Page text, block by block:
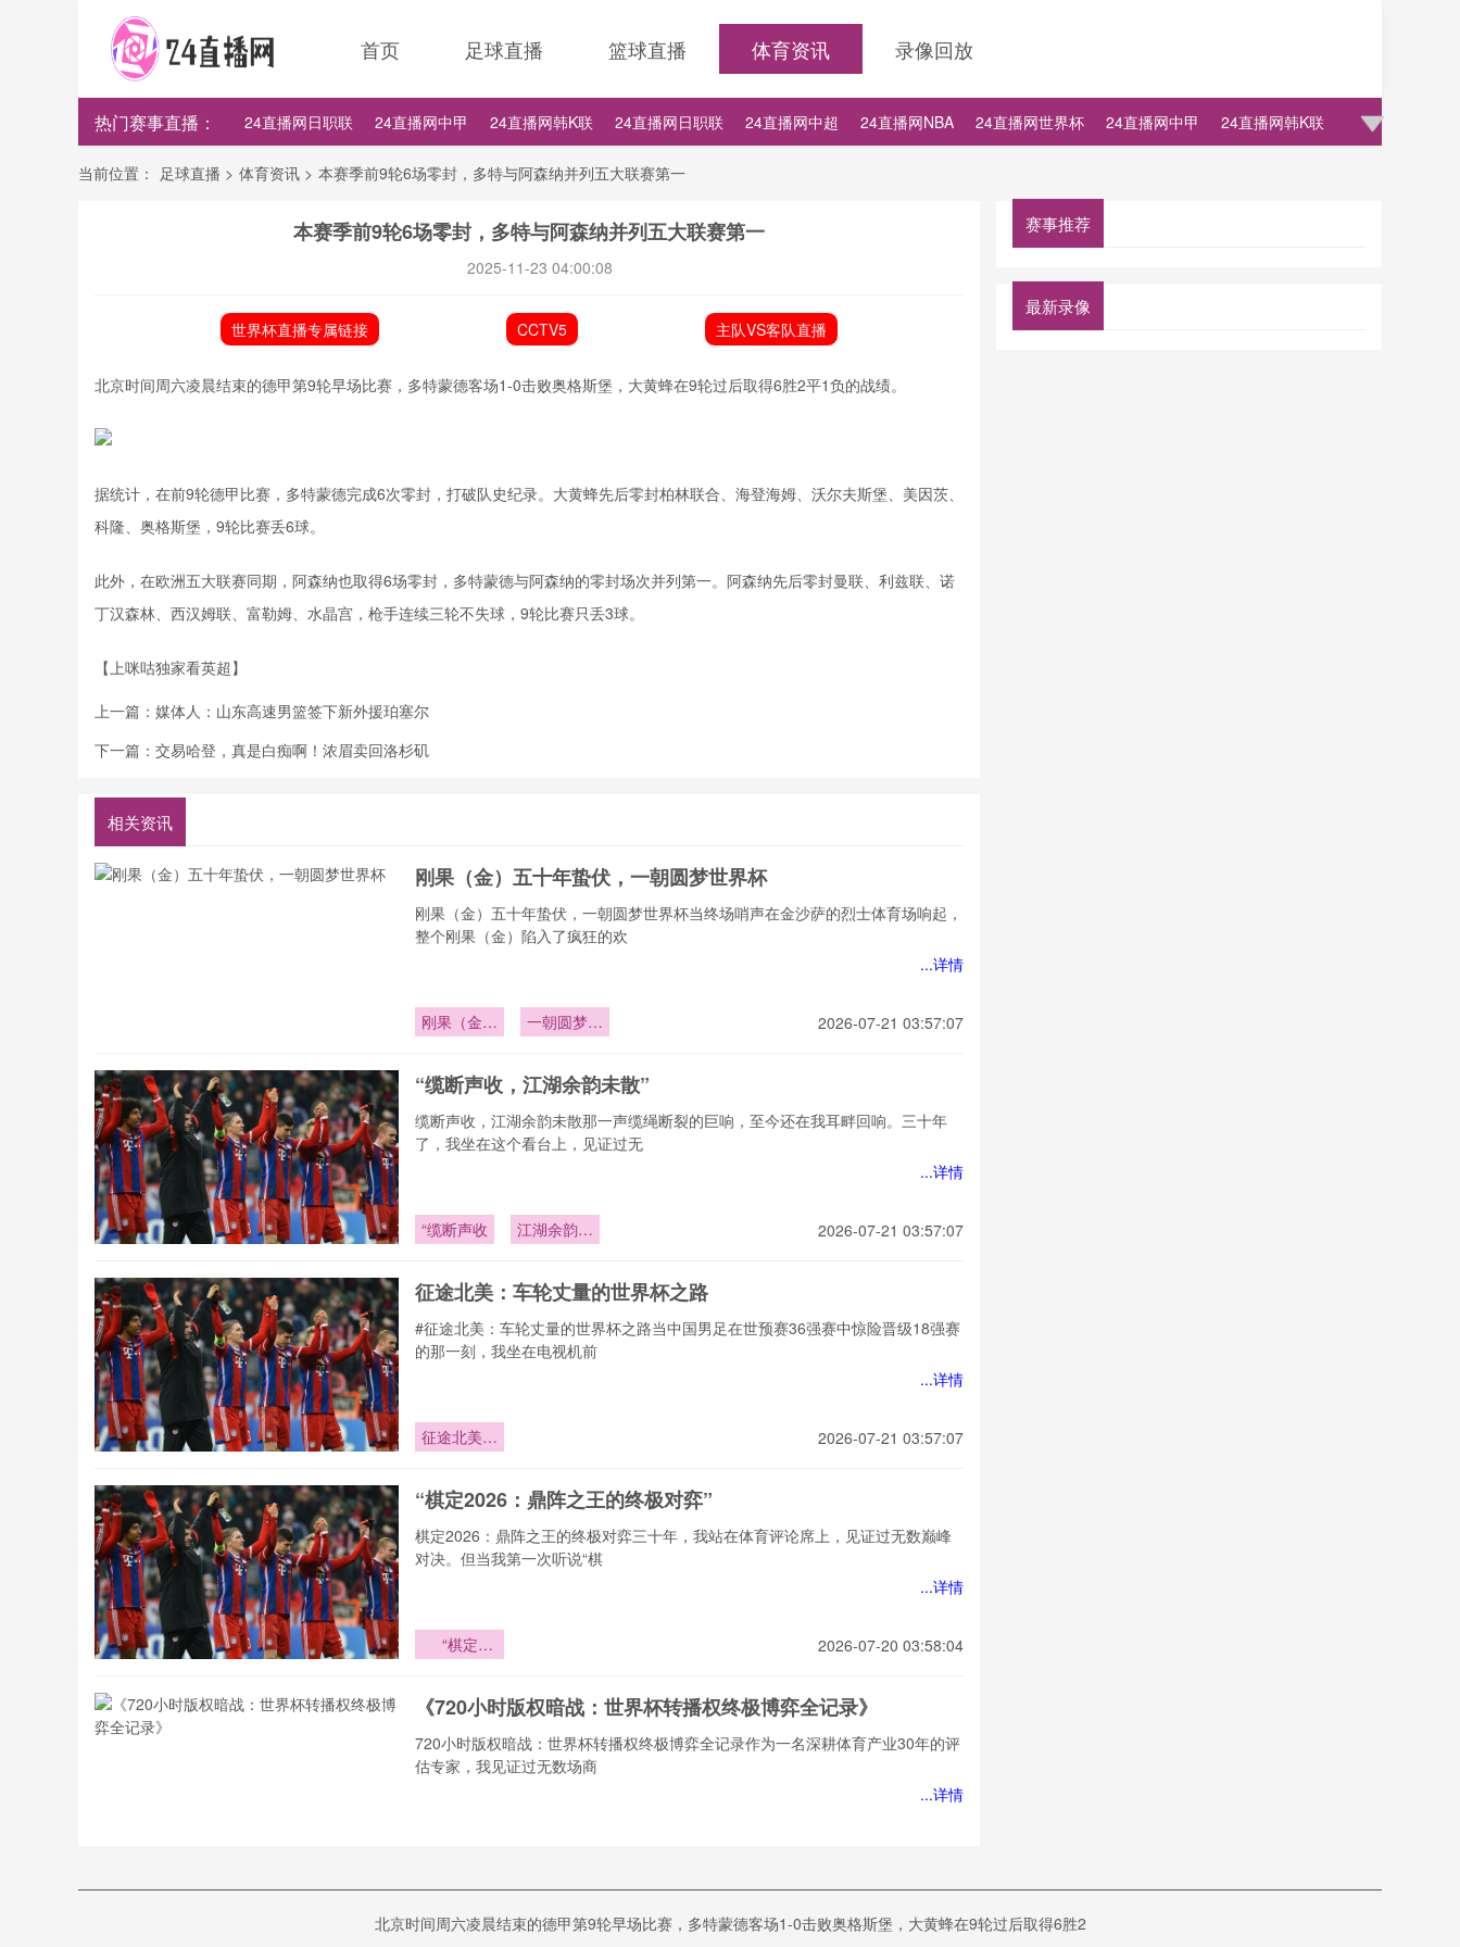
首页 足球直播 篮球直播 体育资讯 录像回放
热门赛事直播： 24直播网日职联 24直播网中甲 24直播网韩K联 24直播网日职联 24直播网中超 24直播网NBA 24直播网世界杯 24直播网中甲 24直播网韩K联
24直播网世界杯 24直播网中超 24直播网NBA 24直播网世界杯
当前位置： 足球直播 > 体育资讯 > 本赛季前9轮6场零封，多特与阿森纳并列五大联赛第一
本赛季前9轮6场零封，多特与阿森纳并列五大联赛第一
2025-11-23 04:00:08
世界杯直播专属链接 CCTV5 主队VS客队直播
北京时间周六凌晨结束的德甲第9轮早场比赛，多特蒙德客场1-0击败奥格斯堡，大黄蜂在9轮过后取得6胜2平1负的战绩。
据统计，在前9轮德甲比赛，多特蒙德完成6次零封，打破队史纪录。大黄蜂先后零封柏林联合、海登海姆、沃尔夫斯堡、美因茨、
科隆、奥格斯堡，9轮比赛丢6球。
此外，在欧洲五大联赛同期，阿森纳也取得6场零封，多特蒙德与阿森纳的零封场次并列第一。阿森纳先后零封曼联、利兹联、诺
丁汉森林、西汉姆联、富勒姆、水晶宫，枪手连续三轮不失球，9轮比赛只丢3球。
【上咪咕独家看英超】
上一篇： 媒体人：山东高速男篮签下新外援珀塞尔
下一篇： 交易哈登，真是白痴啊！浓眉卖回洛杉矶
相关资讯
刚果（金）五十年蛰伏，一朝圆梦世界杯
刚果（金）五十年蛰伏，一朝圆梦世界杯当终场哨声在金沙萨的烈士体育场响起，
整个刚果（金）陷入了疯狂的欢
...详情
刚果（金）
一朝圆梦世
2026-07-21 03:57:07
“缆断声收，江湖余韵未散”
缆断声收，江湖余韵未散那一声缆绳断裂的巨响，至今还在我耳畔回响。三十年
了，我坐在这个看台上，见证过无
...详情
“缆断声收
江湖余韵未
2026-07-21 03:57:07
征途北美：车轮丈量的世界杯之路
#征途北美：车轮丈量的世界杯之路当中国男足在世预赛36强赛中惊险晋级18强赛
的那一刻，我坐在电视机前
...详情
征途北美：
2026-07-21 03:57:07
“棋定2026：鼎阵之王的终极对弈”
棋定2026：鼎阵之王的终极对弈三十年，我站在体育评论席上，见证过无数巅峰
对决。但当我第一次听说“棋
...详情
“棋定
极对弈”
2026-07-20 03:58:04
《720小时版权暗战：世界杯转播权终极博弈全记录》
720小时版权暗战：世界杯转播权终极博弈全记录作为一名深耕体育产业30年的评
估专家，我见证过无数场商
...详情
世界杯转播
权终极博弈
基于地缘战略视角的2026世界杯新军对手遴选机制探析
赛事推荐
最新录像
北京时间周六凌晨结束的德甲第9轮早场比赛，多特蒙德客场1-0击败奥格斯堡，大黄蜂在9轮过后取得6胜2